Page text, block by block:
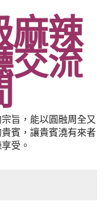
麻辣
交流
旨，能以圓融周全又
賓，讓貴賓澆有來者
受。